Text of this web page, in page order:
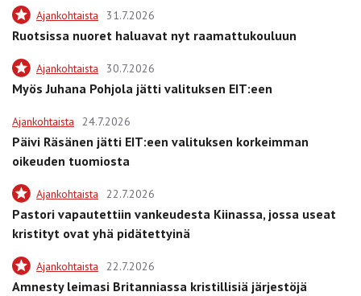
Ajankohtaista 31.7.2026
Ruotsissa nuoret haluavat nyt raamattukouluun
Ajankohtaista 30.7.2026
Myös Juhana Pohjola jätti valituksen EIT:een
Ajankohtaista 24.7.2026
Päivi Räsänen jätti EIT:een valituksen korkeimman
oikeuden tuomiosta
Ajankohtaista 22.7.2026
Pastori vapautettiin vankeudesta Kiinassa, jossa useat
kristityt ovat yhä pidätettyinä
Ajankohtaista 22.7.2026
Amnesty leimasi Britanniassa kristillisiä järjestöjä